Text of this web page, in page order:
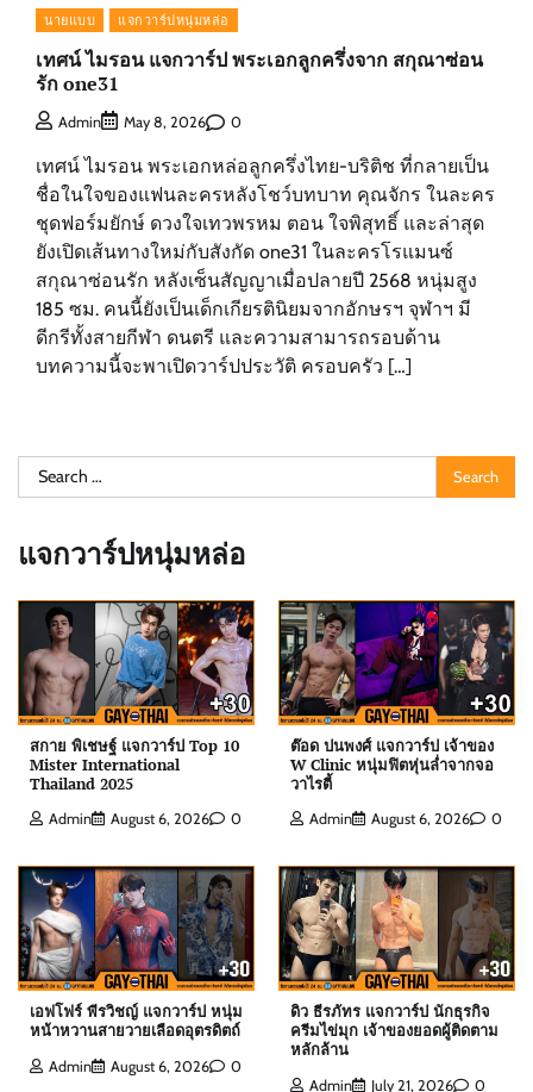
นายแบบ แจกวาร์ปหนุ่มหล่อ
เทศน์ ไมรอน แจกวาร์ป พระเอกลูกครึ่งจาก สกุณาซ่อน
รัก one31
Admin May 8, 2026 0
เทศน์ ไมรอน พระเอกหล่อลูกครึ่งไทย-บริติช ที่กลายเป็น
ชื่อในใจของแฟนละครหลังโชว์บทบาท คุณจักร ในละคร
ชุดฟอร์มยักษ์ ดวงใจเทวพรหม ตอน ใจพิสุทธิ์ และล่าสุด
ยังเปิดเส้นทางใหม่กับสังกัด one31 ในละครโรแมนซ์
สกุณาซ่อนรัก หลังเซ็นสัญญาเมื่อปลายปี 2568 หนุ่มสูง
185 ซม. คนนี้ยังเป็นเด็กเกียรตินิยมจากอักษรฯ จุฬาฯ มี
ดีกรีทั้งสายกีฬา ดนตรี และความสามารถรอบด้าน
บทความนี้จะพาเปิดวาร์ปประวัติ ครอบครัว […]
Search
for:
แจกวาร์ปหนุ่มหล่อ
สกาย พิเชษฐ์ แจกวาร์ป Top 10
Mister International
Thailand 2025
Admin August 6, 2026 0
ต๊อด ปนพงศ์ แจกวาร์ป เจ้าของ
W Clinic หนุ่มฟิตหุ่นล่ำจากจอ
วาไรตี้
Admin August 6, 2026 0
เอฟโฟร์ พีรวิชญ์ แจกวาร์ป หนุ่ม
หน้าหวานสายวายเลือดอุตรดิตถ์
Admin August 6, 2026 0
ดิว ธีรภัทร แจกวาร์ป นักธุรกิจ
ครีมไข่มุก เจ้าของยอดผู้ติดตาม
หลักล้าน
Admin July 21, 2026 0
ต๊อด ปนพงศ์ แจกวาร์ป เจ้าของ W Clinic หนุ่มฟิตหุ่น
ล่ำจากจอวาไรตี้
Admin August 6, 2026